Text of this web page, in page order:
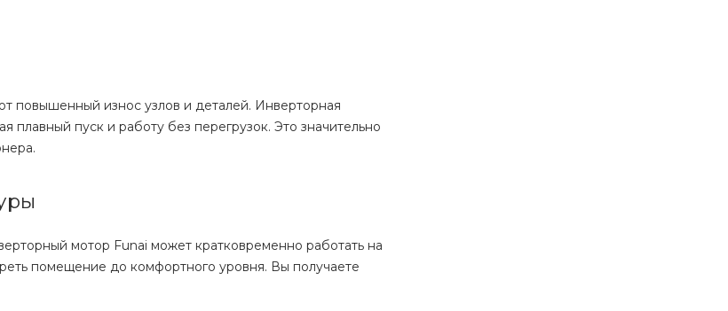
повышенный износ узлов и деталей. Инверторная
плавный пуск и работу без перегрузок. Это значительно
мотор Funai может кратковременно работать на
помещение до комфортного уровня. Вы получаете